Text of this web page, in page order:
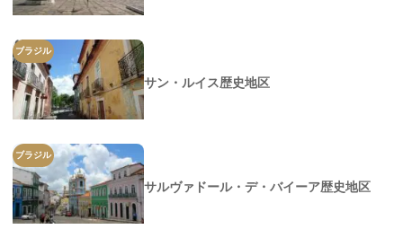
ブラジル
サン・ルイス歴史地区
ブラジル
サルヴァドール・デ・バイーア歴史地区